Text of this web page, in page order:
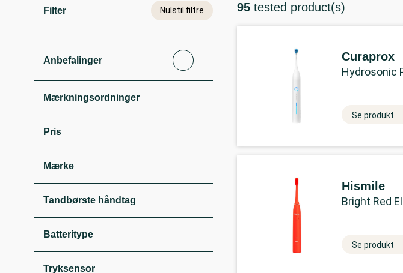
Filter Nulstil filtre
Anbefalinger
Mærkningsordninger
Pris
Mærke
Tandbørste håndtag
Batteritype
Tryksensor
95 tested product(s)
Curaprox
Hydrosonic
Se produkt
Hismile
Bright Red
Se produkt